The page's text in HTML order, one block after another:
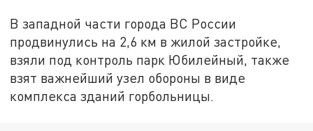
В западной части города ВС России
продвинулись на 2,6 км в жилой застройке,
взяли под контроль парк Юбилейный, также
взят важнейший узел обороны в виде
комплекса зданий горбольницы.